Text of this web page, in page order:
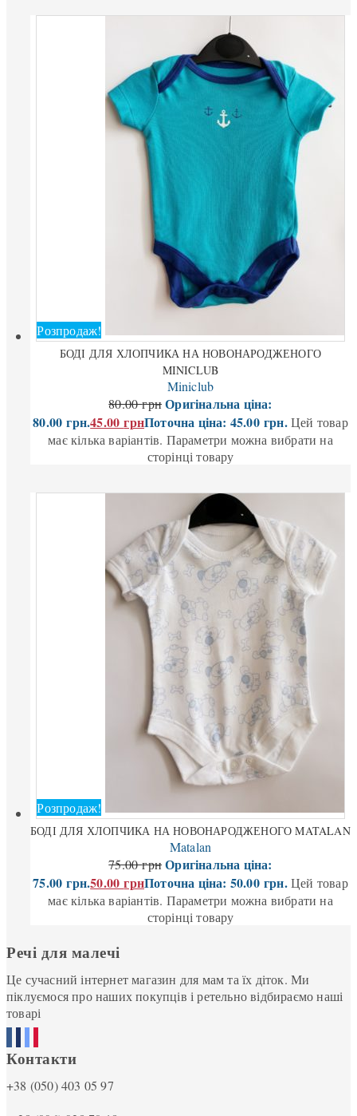
Розпродаж!
БОДІ ДЛЯ ХЛОПЧИКА НА НОВОНАРОДЖЕНОГО
MINICLUB
Miniclub
80.00грн Оригінальна ціна:
80.00 грн.45.00грнПоточна ціна: 45.00 грн. Цей товар
має кілька варіантів. Параметри можна вибрати на
сторінці товару
Розпродаж!
БОДІ ДЛЯ ХЛОПЧИКА НА НОВОНАРОДЖЕНОГО MATALAN
Matalan
75.00грн Оригінальна ціна:
75.00 грн.50.00грнПоточна ціна: 50.00 грн. Цей товар
має кілька варіантів. Параметри можна вибрати на
сторінці товару
Речі для малечі
Це сучасний інтернет магазин для мам та їх діток. Ми
піклуємося про наших покупців і ретельно відбираємо наші
товарі
Контакти
+38 (050) 403 05 97